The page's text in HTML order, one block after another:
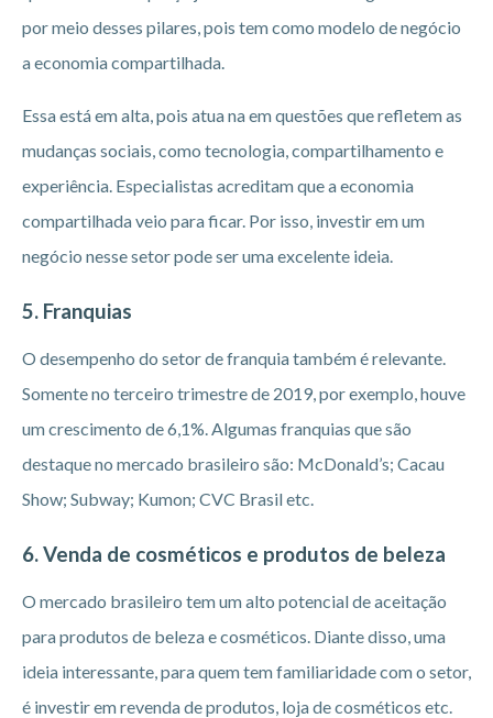
por meio desses pilares, pois tem como modelo de negócio
a economia compartilhada.
Essa está em alta, pois atua na em questões que refletem as
mudanças sociais, como tecnologia, compartilhamento e
experiência. Especialistas acreditam que a economia
compartilhada veio para ficar. Por isso, investir em um
negócio nesse setor pode ser uma excelente ideia.
5. Franquias
O desempenho do setor de franquia também é relevante.
Somente no terceiro trimestre de 2019, por exemplo, houve
um crescimento de 6,1%. Algumas franquias que são
destaque no mercado brasileiro são: McDonald’s; Cacau
Show; Subway; Kumon; CVC Brasil etc.
6. Venda de cosméticos e produtos de beleza
O mercado brasileiro tem um alto potencial de aceitação
para produtos de beleza e cosméticos. Diante disso, uma
ideia interessante, para quem tem familiaridade com o setor,
é investir em revenda de produtos, loja de cosméticos etc.